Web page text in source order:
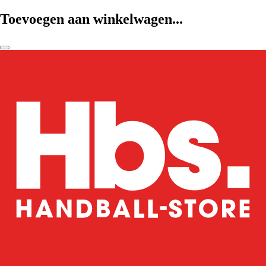
Toevoegen aan winkelwagen...